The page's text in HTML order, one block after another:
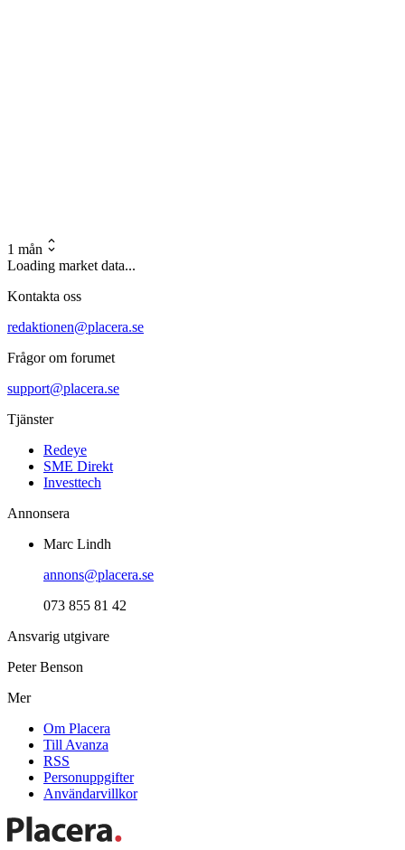
1 mån
Loading market data...
Kontakta oss
redaktionen@placera.se
Frågor om forumet
support@placera.se
Tjänster
Redeye
SME Direkt
Investtech
Annonsera
Marc Lindh
annons@placera.se
073 855 81 42
Ansvarig utgivare
Peter Benson
Mer
Om Placera
Till Avanza
RSS
Personuppgifter
Användarvillkor